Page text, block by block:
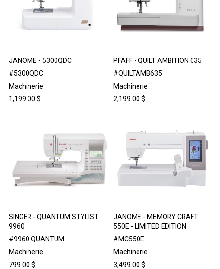
JANOME - 5300QDC
#5300QDC
Machinerie
1,199.00 $
PFAFF - QUILT AMBITION 635
#QUILTAMB635
Machinerie
2,199.00 $
SINGER - QUANTUM STYLIST
9960
#9960 QUANTUM
Machinerie
799.00 $
JANOME - MEMORY CRAFT
550E - LIMITED EDITION
#MC550E
Machinerie
3,499.00 $